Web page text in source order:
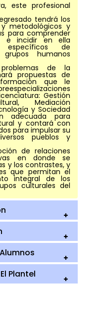
este profesional
tendrá los
metodológicos y
para comprender
e incidir en ella
específicos de
humanos
de la
propuestas de
que le
Gestión
Mediación
y Sociedad
adecuada para
y contará con
para impulsar su
pueblos y
de relaciones
en donde se
y los contrastes, y
que permitan el
integral de los
culturales del
Plantel